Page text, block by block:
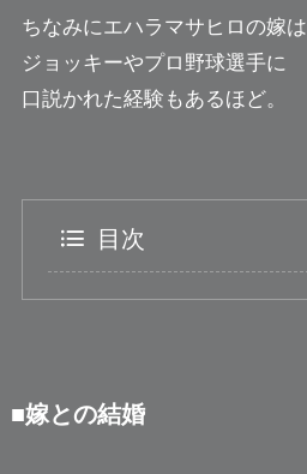
ちなみにエハラマサヒロの嫁は
ジョッキーやプロ野球選手に
口説かれた経験もあるほど。
目次
■嫁との結婚